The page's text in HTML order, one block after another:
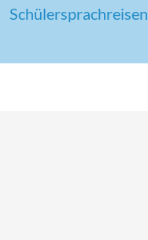
Schülersprachreisen